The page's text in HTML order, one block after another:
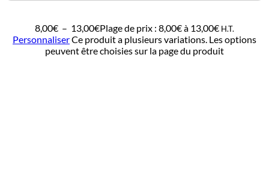
8,00€ – 13,00€Plage de prix : 8,00€ à 13,00€ H.T.
PersonnaliserCe produit a plusieurs variations. Les options
peuvent être choisies sur la page du produit